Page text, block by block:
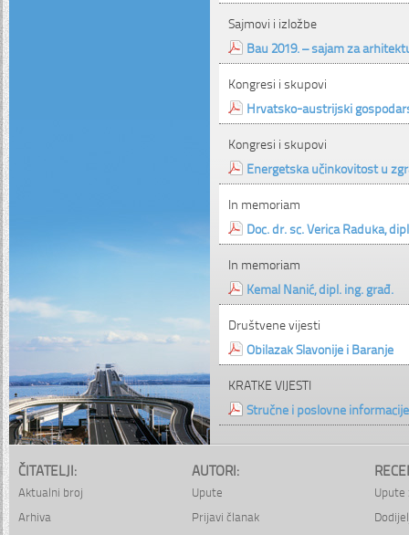
Sajmovi i izložbe
Bau 2019. – sajam za
Kongresi i skupovi
Hrvatsko-austrijski
Kongresi i skupovi
Energetska učinkovitost u
In memoriam
Doc. dr. sc. Verica Raduka,
In memoriam
Kemal Nanić, dipl. ing. građ.
Društvene vijesti
Obilazak Slavonije i Baranje
KRATKE VIJESTI
Stručne i poslovne informacije
ČITATELJI:
Aktualni broj
Arhiva
AUTORI:
Upute
Prijavi članak
Upute